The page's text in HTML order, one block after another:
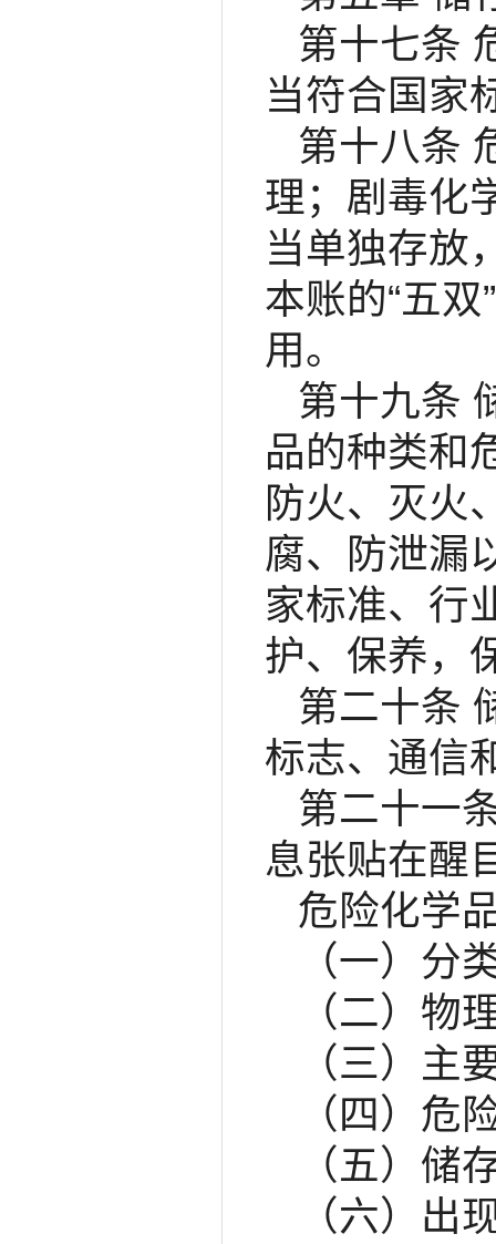
第十七条
当符合国家
第十八条
理；剧毒化
当单独存放
本账的“五
用。
第十九条
品的种类和
防火、灭火
腐、防泄漏
家标准、行
护、保养，
第二十条
标志、通信
第二十一
息张贴在醒
危险化学
（一）分
（二）物
（三）主
（四）危
（五）储
（六）出